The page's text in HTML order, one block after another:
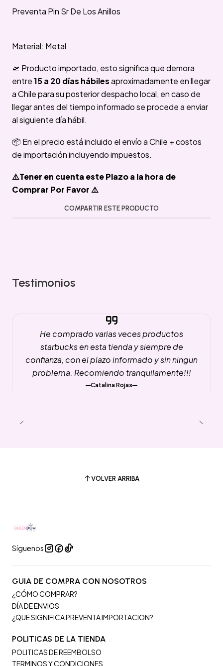
Preventa Pin Sr De Los Anillos
Material: Metal
🛫 Producto importado, esto significa que demora
entre15 a 20 días hábilesaproximadamente en llegar
a Chile para su posterior despacho local, en caso de
llegar antes del tiempo informado se procede a enviar
al siguiente día hábil.
📦 En el precio está incluido el envío a Chile + costos
de importación incluyendo impuestos.
⚠️Tener en cuenta este Plazo a la hora de
Comprar Por Favor ⚠️
COMPARTIR ESTE PRODUCTO
Testimonios
He comprado varias veces productos
starbucks en esta tienda y siempre de
confianza, con el plazo informado y sin ningun
problema. Recomiendo tranquilamente!!!
Catalina Rojas
VOLVER ARRIBA
Síguenos
GUIA DE COMPRA CON NOSOTROS
¿CÓMO COMPRAR?
DÍA DE ENVIOS
¿QUE SIGNIFICA PREVENTA IMPORTACION?
POLITICAS DE LA TIENDA
POLITICAS DE REEMBOLSO
TERMINOS Y CONDICIONES